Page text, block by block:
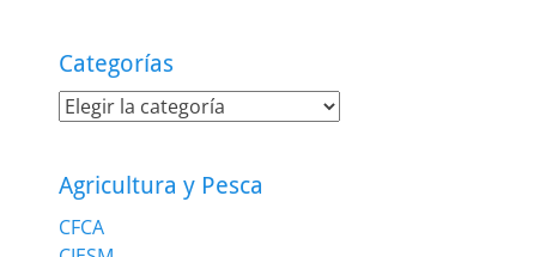
Categorías
Categorías
Agricultura y Pesca
CFCA